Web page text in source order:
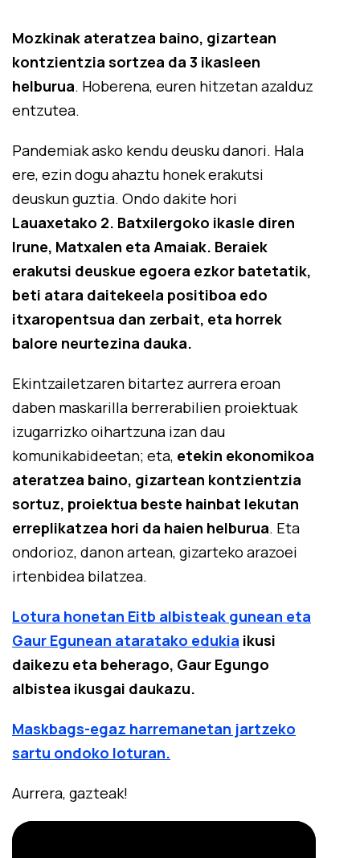
Mozkinak ateratzea baino, gizartean
kontzientzia sortzea da 3 ikasleen
helburua. Hoberena, euren hitzetan azalduz
entzutea.
Pandemiak asko kendu deusku danori. Hala
ere, ezin dogu ahaztu honek erakutsi
deuskun guztia. Ondo dakite hori
Lauaxetako 2. Batxilergoko ikasle diren
Irune, Matxalen eta Amaiak. Beraiek
erakutsi deuskue egoera ezkor batetatik,
beti atara daitekeela positiboa edo
itxaropentsua dan zerbait, eta horrek
balore neurtezina dauka.
Ekintzailetzaren bitartez aurrera eroan
daben maskarilla berrerabilien proiektuak
izugarrizko oihartzuna izan dau
komunikabideetan; eta, etekin ekonomikoa
ateratzea baino, gizartean kontzientzia
sortuz, proiektua beste hainbat lekutan
erreplikatzea hori da haien helburua. Eta
ondorioz, danon artean, gizarteko arazoei
irtenbidea bilatzea.
Lotura honetan Eitb albisteak gunean eta
Gaur Egunean ataratako edukia ikusi
daikezu eta beherago, Gaur Egungo
albistea ikusgai daukazu.
Maskbags-egaz harremanetan jartzeko
sartu ondoko loturan.
Aurrera, gazteak!